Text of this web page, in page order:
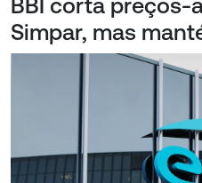
BBI corta preços-
Simpar, mas